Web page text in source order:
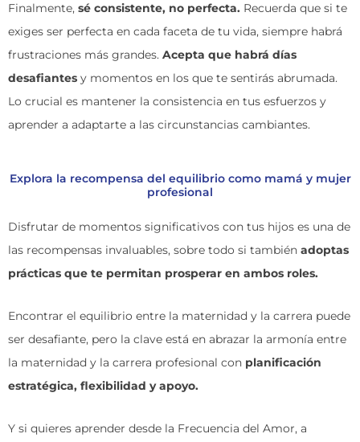
Finalmente, sé consistente, no perfecta. Recuerda que si te
exiges ser perfecta en cada faceta de tu vida, siempre habrá
frustraciones más grandes. Acepta que habrá días
desafiantes y momentos en los que te sentirás abrumada.
Lo crucial es mantener la consistencia en tus esfuerzos y
aprender a adaptarte a las circunstancias cambiantes.
Explora la recompensa del equilibrio como mamá y mujer
profesional
Disfrutar de momentos significativos con tus hijos es una de
las recompensas invaluables, sobre todo si también adoptas
prácticas que te permitan prosperar en ambos roles.
Encontrar el equilibrio entre la maternidad y la carrera puede
ser desafiante, pero la clave está en abrazar la armonía entre
la maternidad y la carrera profesional con planificación
estratégica, flexibilidad y apoyo.
Y si quieres aprender desde la Frecuencia del Amor, a